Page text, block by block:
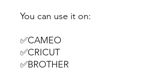
You can use it on:
✅CAMEO
✅CRICUT
✅BROTHER